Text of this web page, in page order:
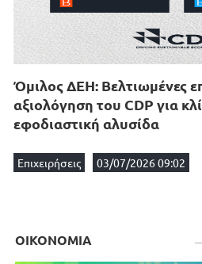
Όμιλος ΔΕΗ: Βελτιωμένες
αξιολόγηση του CDP για
εφοδιαστική αλυσίδα
Επιχειρήσεις 03/07/2026 09:02
ΟΙΚΟΝΟΜΙΑ